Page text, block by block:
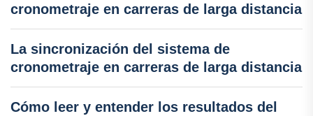
cronometraje en carreras de larga distancia
La sincronización del sistema de
cronometraje en carreras de larga distancia
Cómo leer y entender los resultados del